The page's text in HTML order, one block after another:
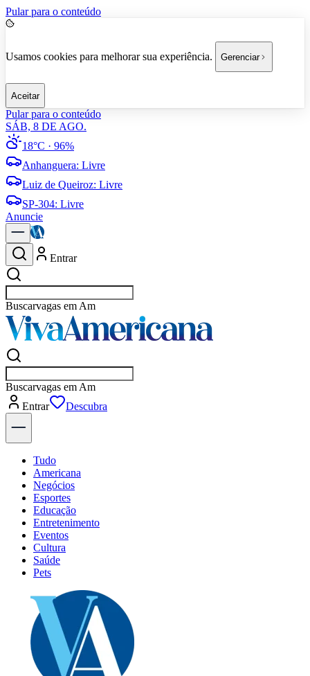
Pular para o conteúdo
Usamos cookies para melhorar sua experiência. Gerenciar
Aceitar
Pular para o conteúdo
SÁB, 8 DE AGO.
18°C · 96%
Anhanguera: Livre
Luiz de Queiroz: Livre
SP-304: Livre
Anuncie
Entrar
Buscarvagas e
Buscarvagas e
Entrar
Descubra
Tudo
Americana
Negócios
Esportes
Educação
Entretenimento
Eventos
Cultura
Saúde
Pets
Explore Tudo
Últimas Notícias
Previsão do Tempo
Dia a Dia & Lazer
Gastronomia